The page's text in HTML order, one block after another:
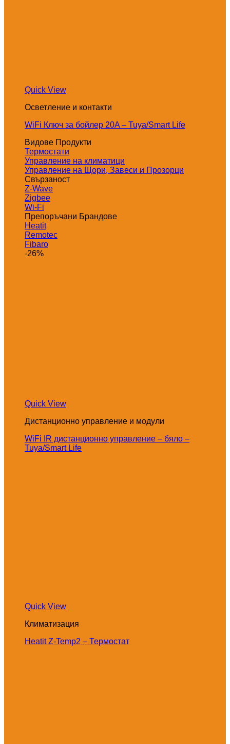
Quick View
Осветление и контакти
WiFi Ключ за бойлер 20A – Tuya/Smart Life
Видове Продукти
Термостати
Управление на климатици
Управление на Щори, Завеси и Прозорци
Свързаност
Z-Wave
Zigbee
Wi-Fi
Препоръчани Брандове
Heatit
Remotec
Fibaro
-26%
Quick View
Дистанционно управление и модули
WiFi IR дистанционно управление – бяло –
Tuya/Smart Life
Quick View
Климатизация
Heatit Z-Temp2 – Термостат